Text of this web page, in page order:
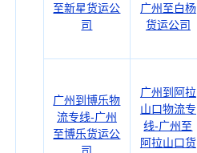
至新星货运公
司
广州至白杨
货运公司
广州到博乐物
流专线-广州
至博乐货运公
广州到阿拉
山口物流专
线-广州至
阿拉山口货